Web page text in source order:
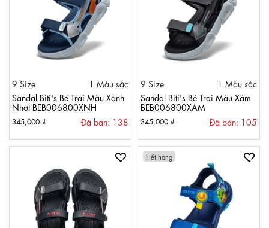
9 Size
1 Màu sắc
Sandal Biti's Bé Trai Màu Xanh
Nhớt BEB006800XNH
345,000 ₫ Đã bán: 138
9 Size
1 Màu sắc
Sandal Biti's Bé Trai Màu Xám
BEB006800XAM
345,000 ₫ Đã bán: 105
Hết hàng